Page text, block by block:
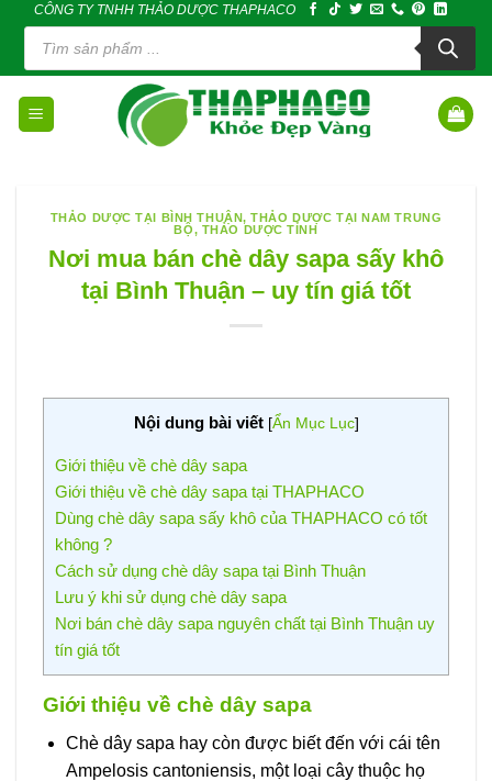
content
CÔNG TY TNHH THẢO DƯỢC THAPHACO
Tìm
kiếm
phẩm
THẢO DƯỢC TẠI BÌNH THUẬN,THẢO DƯỢC TẠI NAM TRUNG
BỘ, THẢO DƯỢC TỈNH
Nơi mua bán chè dây sapa sấy khô
tại Bình Thuận – uy tín giá tốt
Nội dung bài viết [Ẩn Mục Lục]
Giới thiệu về chè dây sapa
Giới thiệu về chè dây sapa tại THAPHACO
Dùng chè dây sapa sấy khô của THAPHACO có tốt
không ?
Cách sử dụng chè dây sapa tại Bình Thuận
Lưu ý khi sử dụng chè dây sapa
Nơi bán chè dây sapa nguyên chất tại Bình Thuận uy
tín giá tốt
Giới thiệu về chè dây sapa
Chè dây sapa hay còn được biết đến với cái tên
Ampelosis cantoniensis, một loại cây thuộc họ